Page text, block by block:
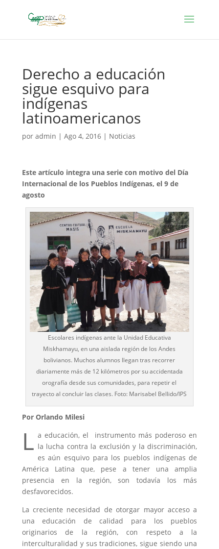
Derecho a educación
sigue esquivo para
indígenas
latinoamericanos
por admin | Ago 4, 2016| Noticias
Este artículo integra una serie con motivo del Día
Internacional de los Pueblos Indígenas, el 9 de
agosto
Escolares indígenas ante la Unidad Educativa
Miskhamayu, en una aislada región de los Andes
bolivianos. Muchos alumnos llegan tras recorrer
diariamente más de 12 kilómetros por su accidentada
orografía desde sus comunidades, para repetir el
trayecto al concluir las clases. Foto: Marisabel Bellido/IPS
Por Orlando Milesi
L a educación, el instrumento más poderoso en
la lucha contra la exclusión y la discriminación,
es aún esquivo para los pueblos indígenas de
América Latina que, pese a tener una amplia
presencia en la región, son todavía los más
desfavorecidos.
La creciente necesidad de otorgar mayor acceso a
una educación de calidad para los pueblos
originarios de la región, con respeto a la
interculturalidad y sus tradiciones, sigue siendo una